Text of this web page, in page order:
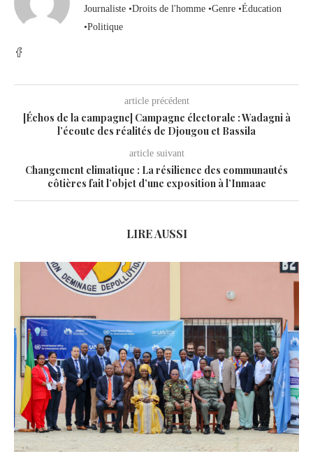
Journaliste •Droits de l'homme •Genre •Éducation
•Politique
article précédent
[Échos de la campagne] Campagne électorale : Wadagni à
l’écoute des réalités de Djougou et Bassila
article suivant
Changement climatique : La résilience des communautés
côtières fait l’objet d’une exposition à l’Inmaac
LIRE AUSSI